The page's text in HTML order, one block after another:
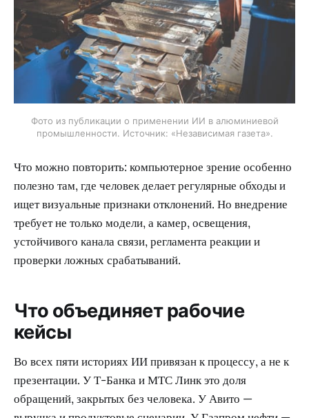
Фото из публикации о применении ИИ в алюминиевой
промышленности. Источник: «Независимая газета».
Что можно повторить: компьютерное зрение особенно
полезно там, где человек делает регулярные обходы и
ищет визуальные признаки отклонений. Но внедрение
требует не только модели, а камер, освещения,
устойчивого канала связи, регламента реакции и
проверки ложных срабатываний.
Что объединяет рабочие
кейсы
Во всех пяти историях ИИ привязан к процессу, а не к
презентации. У Т-Банка и МТС Линк это доля
обращений, закрытых без человека. У Авито —